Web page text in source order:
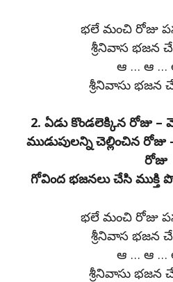
భలే మంచి రోజు
శ్రీనివాస భజన
ఆ … ఆ …
శ్రీనివాసు భజన
2. ఏడు కొండలెక్కిన రోజు –
ముడుపులన్ని చెల్లించిన
రోజు
గోవింద భజనలు చేసి
భలే మంచి రోజు
శ్రీనివాస భజన
ఆ … ఆ …
శ్రీనివాసు భజన